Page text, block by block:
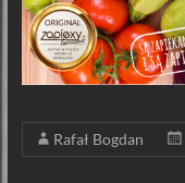
Rafał Bogdan